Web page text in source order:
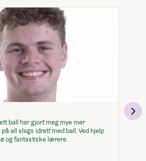
og mental trening
Foreigners
per dag)
ball har gjort meg mye mer
all slags idrett med ball. Ved hjelp
og fantastiske lærere.